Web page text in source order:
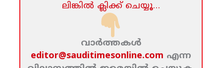
ലിങ്കില്‍ ക്ലിക്ക്‌ ചെയ്യൂ…
വാര്‍ത്തകള്‍
editor@sauditimesonline.com എന്ന